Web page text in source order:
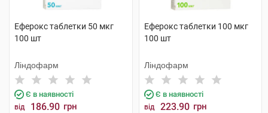
Еферокс таблетки 50 мкг
100 шт
Ліндофарм
Є в наявності
від 186.90 грн
Еферокс таблетки 100 мкг
100 шт
Ліндофарм
Є в наявності
від 223.90 грн